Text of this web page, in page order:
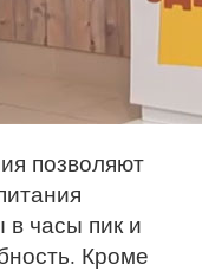
позволяют
в часы пик и
Кроме